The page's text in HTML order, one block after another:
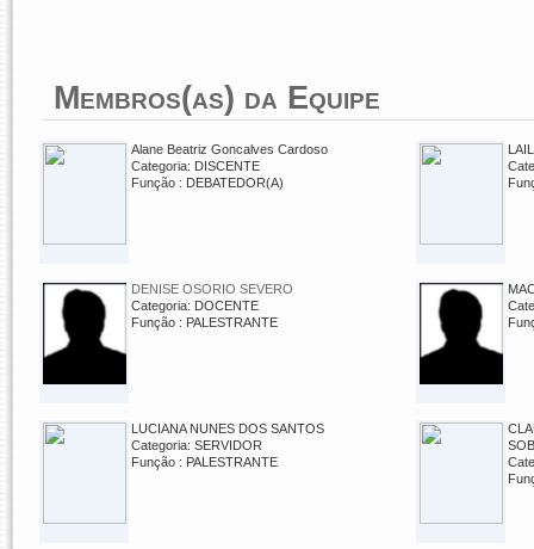
Membros(as) da Equipe
Alane Beatriz Goncalves Cardoso
Categoria: DISCENTE
Função : DEBATEDOR(A)
DENISE OSORIO SEVERO
Categoria: DOCENTE
Função : PALESTRANTE
LUCIANA NUNES DOS SANTOS
Categoria: SERVIDOR
Função : PALESTRANTE